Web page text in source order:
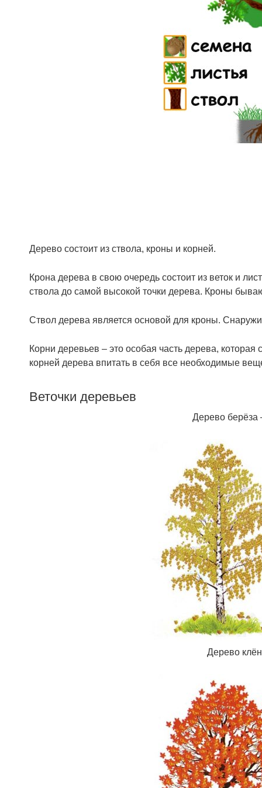
Дерево состоит из ствола, кроны и корней.
Крона дерева в свою очередь состоит из веток и
ствола до самой высокой точки дерева. Кроны
Ствол дерева является основой для кроны.
Корни деревьев – это особая часть дерева,
корней дерева впитать в себя все необходимые
Веточки деревьев
Дерево берёза
Дерево клён